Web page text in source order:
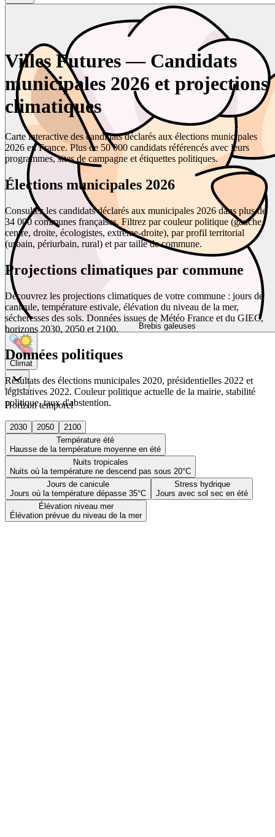
Brebis galeuses
Climat
Horizon temporel
2030 2050
2100
Température été
Hausse de la température moyenne en été
Nuits tropicales
Nuits où la température ne descend pas sous 20°C
Jours de canicule
Jours où la température dépasse 35°C
Stress hydrique
Jours avec sol sec en été
Élévation niveau mer
Élévation prévue du niveau de la mer
Villes Futures — Candidats
municipales 2026 et projections
climatiques
Carte interactive des candidats déclarés aux élections municipales
2026 en France. Plus de 50 000 candidats référencés avec leurs
programmes, sites de campagne et étiquettes politiques.
Élections municipales 2026
Consultez les candidats déclarés aux municipales 2026 dans plus de
34 000 communes françaises. Filtrez par couleur politique (gauche,
centre, droite, écologistes, extrême-droite), par profil territorial
(urbain, périurbain, rural) et par taille de commune.
Projections climatiques par commune
Découvrez les projections climatiques de votre commune : jours de
canicule, température estivale, élévation du niveau de la mer,
sécheresses des sols. Données issues de Météo France et du GIEC,
horizons 2030, 2050 et 2100.
Données politiques
Résultats des élections municipales 2020, présidentielles 2022 et
législatives 2022. Couleur politique actuelle de la mairie, stabilité
politique, taux d'abstention.